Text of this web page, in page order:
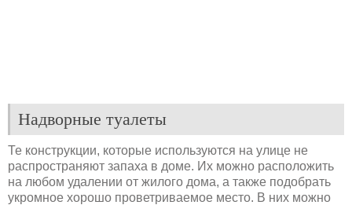
Надворные туалеты
Те конструкции, которые используются на улице не
распространяют запаха в доме. Их можно расположить
на любом удалении от жилого дома, а также подобрать
укромное хорошо проветриваемое место. В них можно